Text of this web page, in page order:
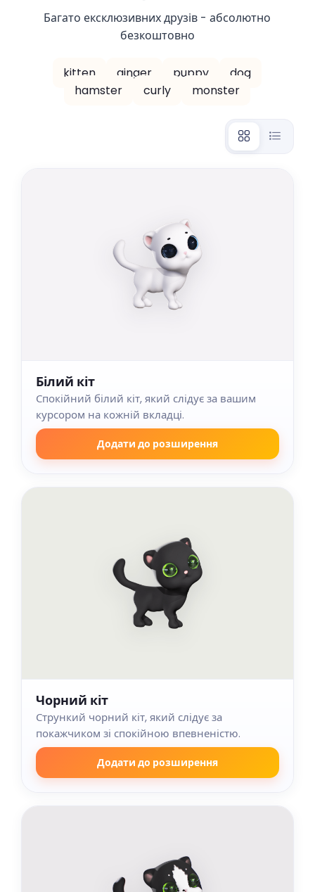
Багато ексклюзивних друзів - абсолютно
безкоштовно
kitten ginger puppy
dog
hamster
curly monster
Білий кіт
Спокійний білий кіт, який слідує за вашим
курсором на кожній вкладці.
Додати до розширення
Чорний кіт
Стрункий чорний кіт, який слідує за
покажчиком зі спокійною впевненістю.
Додати до розширення